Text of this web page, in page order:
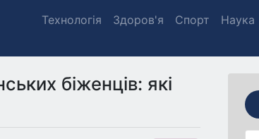
Технологія Здоров'я Спорт Наука
біженців: які